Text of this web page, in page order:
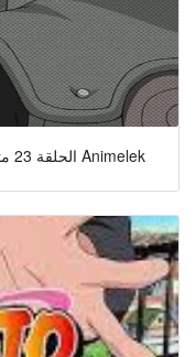
انمي Naruto الحلقة 23 مترجمة اون لاين انمي ليك Animelek